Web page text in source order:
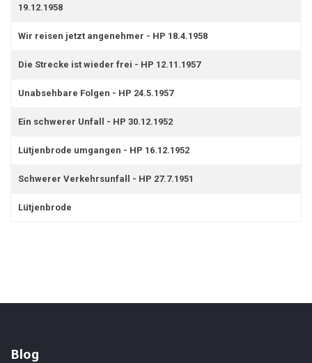
19.12.1958
Wir reisen jetzt angenehmer - HP 18.4.1958
Die Strecke ist wieder frei - HP 12.11.1957
Unabsehbare Folgen - HP 24.5.1957
Ein schwerer Unfall - HP 30.12.1952
Lütjenbrode umgangen - HP 16.12.1952
Schwerer Verkehrsunfall - HP 27.7.1951
Lütjenbrode
Blog